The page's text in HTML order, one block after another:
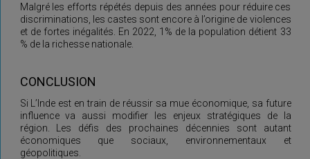
Malgré les efforts répétés depuis des années pour réduire ces
discriminations, les castes sont encore à l’origine de violences
et de fortes inégalités. En 2022, 1% de la population détient 33
% de la richesse nationale.
CONCLUSION
Si L’Inde est en train de réussir sa mue économique, sa future
influence va aussi modifier les enjeux stratégiques de la
région. Les défis des prochaines décennies sont autant
économiques que sociaux, environnementaux et
géopolitiques.